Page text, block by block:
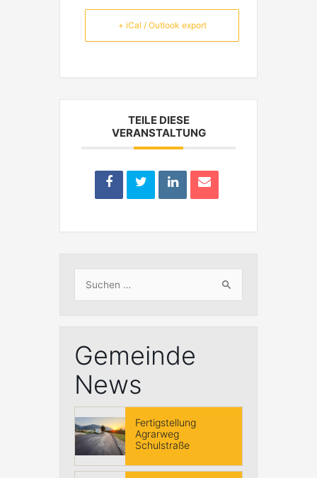
+ iCal / Outlook export
TEILE DIESE
VERANSTALTUNG
Suchen
nach:
Gemeinde
News
Fertigstellung
Agrarweg
Schulstraße